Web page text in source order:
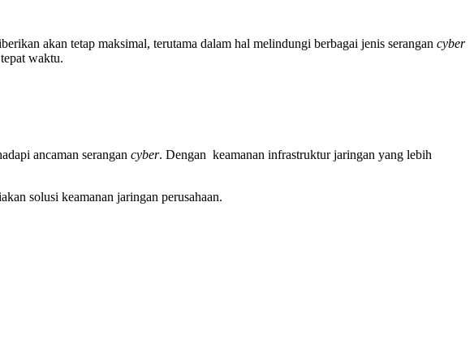
akan tetap maksimal, terutama dalam hal melindungi berbagai jenis serangan cyber
waktu.
ancaman serangan cyber. Dengan keamanan infrastruktur jaringan yang lebih
solusi keamanan jaringan perusahaan.